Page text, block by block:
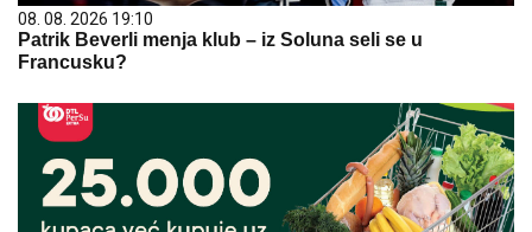
08. 08. 2026 19:10
Patrik Beverli menja klub – iz Soluna seli se u
Francusku?